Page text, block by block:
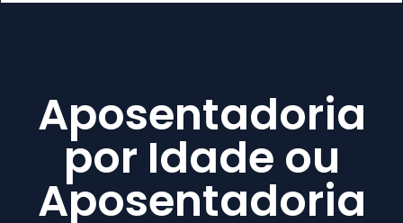
Aposentadoria
por Idade ou
Aposentadoria